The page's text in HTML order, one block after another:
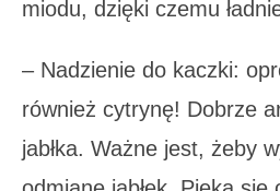
miodu, dzięki czemu
– Nadzienie do kaczki:
również cytrynę! Dobrze
jabłka. Ważne jest, żeby